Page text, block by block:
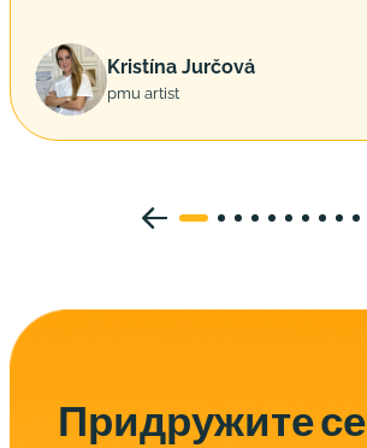
Kristína Jurčová
pmu artist
Придружите се